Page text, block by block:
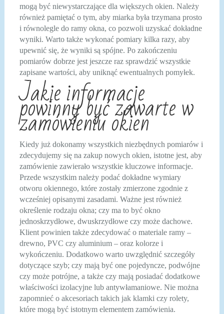
mogą być niewystarczające dla większych okien. Należy
również pamiętać o tym, aby miarka była trzymana prosto
i równolegle do ramy okna, co pozwoli uzyskać dokładne
wyniki. Warto także wykonać pomiary kilka razy, aby
upewnić się, że wyniki są spójne. Po zakończeniu
pomiarów dobrze jest jeszcze raz sprawdzić wszystkie
zapisane wartości, aby uniknąć ewentualnych pomyłek.
Jakie informacje
powinny być zawarte w
zamówieniu okien
Kiedy już dokonamy wszystkich niezbędnych pomiarów i
zdecydujemy się na zakup nowych okien, istotne jest, aby
zamówienie zawierało wszystkie kluczowe informacje.
Przede wszystkim należy podać dokładne wymiary
otworu okiennego, które zostały zmierzone zgodnie z
wcześniej opisanymi zasadami. Ważne jest również
określenie rodzaju okna; czy ma to być okno
jednoskrzydłowe, dwuskrzydłowe czy może dachowe.
Klient powinien także zdecydować o materiale ramy –
drewno, PVC czy aluminium – oraz kolorze i
wykończeniu. Dodatkowo warto uwzględnić szczegóły
dotyczące szyb; czy mają być one pojedyncze, podwójne
czy może potrójne, a także czy mają posiadać dodatkowe
właściwości izolacyjne lub antywłamaniowe. Nie można
zapomnieć o akcesoriach takich jak klamki czy rolety,
które mogą być istotnym elementem zamówienia.